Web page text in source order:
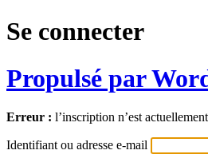
Se connecter
Propulsé par
Erreur : l’inscription n’est
Identifiant ou adresse e-mail